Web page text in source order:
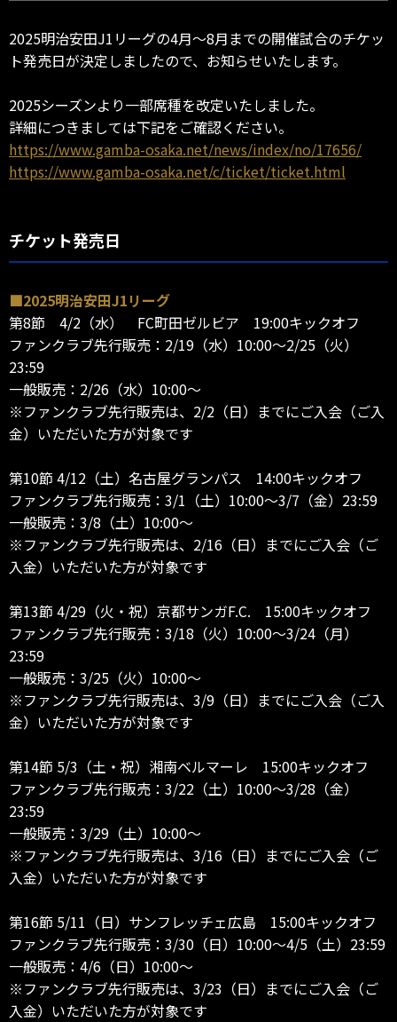
2025明治安田J1リーグの4月～8月までの開催試合のチケッ
ト発売日が決定しましたので、お知らせいたします。
2025シーズンより一部席種を改定いたしました。
詳細につきましては下記をご確認ください。
https://www.gamba-osaka.net/news/index/no/17656/
https://www.gamba-osaka.net/c/ticket/ticket.html
チケット発売日
■2025明治安田J1リーグ
第8節 4/2（水） FC町田ゼルビア 19:00キックオフ
ファンクラブ先行販売：2/19（水）10:00～2/25（火）
23:59
一般販売：2/26（水）10:00～
※ファンクラブ先行販売は、2/2（日）までにご入会（ご入
金）いただいた方が対象です
第10節 4/12（土）名古屋グランパス 14:00キックオフ
ファンクラブ先行販売：3/1（土）10:00～3/7（金）23:59
一般販売：3/8（土）10:00～
※ファンクラブ先行販売は、2/16（日）までにご入会（ご
入金）いただいた方が対象です
第13節 4/29（火・祝）京都サンガF.C. 15:00キックオフ
ファンクラブ先行販売：3/18（火）10:00～3/24（月）
23:59
一般販売：3/25（火）10:00～
※ファンクラブ先行販売は、3/9（日）までにご入会（ご入
金）いただいた方が対象です
第14節 5/3（土・祝）湘南ベルマーレ 15:00キックオフ
ファンクラブ先行販売：3/22（土）10:00～3/28（金）
23:59
一般販売：3/29（土）10:00～
※ファンクラブ先行販売は、3/16（日）までにご入会（ご
入金）いただいた方が対象です
第16節 5/11（日）サンフレッチェ広島 15:00キックオフ
ファンクラブ先行販売：3/30（日）10:00～4/5（土）23:59
一般販売：4/6（日）10:00～
※ファンクラブ先行販売は、3/23（日）までにご入会（ご
入金）いただいた方が対象です